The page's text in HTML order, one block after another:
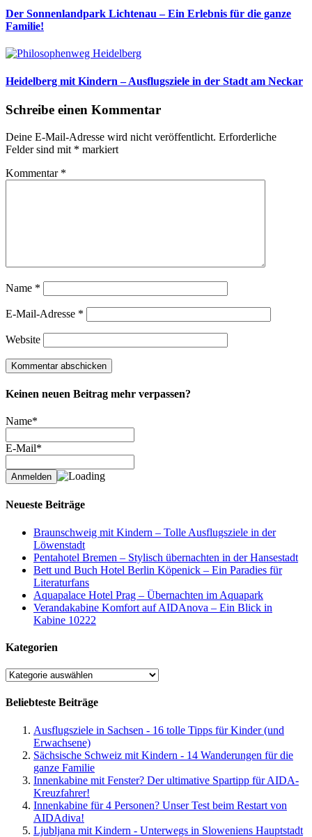
Der Sonnenlandpark Lichtenau – Ein Erlebnis für die ganze
Familie!
Heidelberg mit Kindern – Ausflugsziele in der Stadt am Neckar
Schreibe einen Kommentar
Deine E-Mail-Adresse wird nicht veröffentlicht. Erforderliche
Felder sind mit * markiert
Kommentar *
Name *
E-Mail-Adresse *
Website
Keinen neuen Beitrag mehr verpassen?
Name*
E-Mail*
Neueste Beiträge
Braunschweig mit Kindern – Tolle Ausflugsziele in der
Löwenstadt
Pentahotel Bremen – Stylisch übernachten in der Hansestadt
Bett und Buch Hotel Berlin Köpenick – Ein Paradies für
Literaturfans
Aquapalace Hotel Prag – Übernachten im Aquapark
Verandakabine Komfort auf AIDAnova – Ein Blick in
Kabine 10222
Kategorien
Kategorien
Beliebteste Beiträge
Ausflugsziele in Sachsen - 16 tolle Tipps für Kinder (und
Erwachsene)
Sächsische Schweiz mit Kindern - 14 Wanderungen für die
ganze Familie
Innenkabine mit Fenster? Der ultimative Spartipp für AIDA-
Kreuzfahrer!
Innenkabine für 4 Personen? Unser Test beim Restart von
AIDAdiva!
Ljubljana mit Kindern - Unterwegs in Sloweniens Hauptstadt